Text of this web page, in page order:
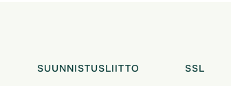
SUUNNISTUSLIITTO SSL